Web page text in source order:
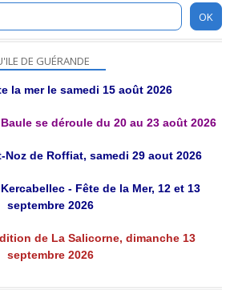
DE GUÉRANDE
la mer le samedi 15 août 2026
se déroule du 20 au 23 août 2026
Noz de Roffiat, samedi 29 aout 2026
- Fête de la Mer, 12 et 13
septembre 2026
de La Salicorne, dimanche 13
septembre 2026